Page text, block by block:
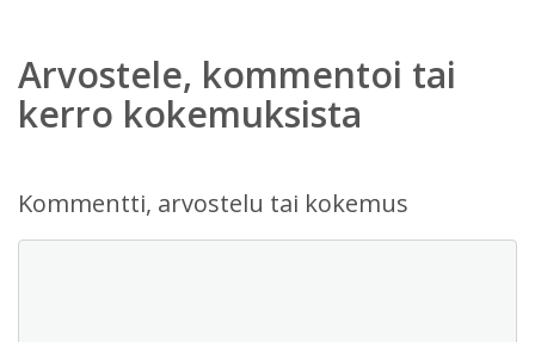
Arvostele, kommentoi tai
kerro kokemuksista
Kommentti, arvostelu tai kokemus